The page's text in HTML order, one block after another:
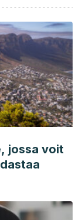
metabolism and
clinical and
America.
1
Epidemiology of
jossa voit